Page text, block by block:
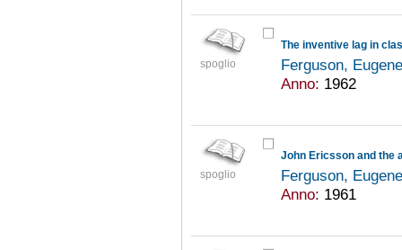
spoglio
The inventive lag in
Ferguson,
Anno: 1962
spoglio
John Ericsson and the
Ferguson,
Anno: 1961